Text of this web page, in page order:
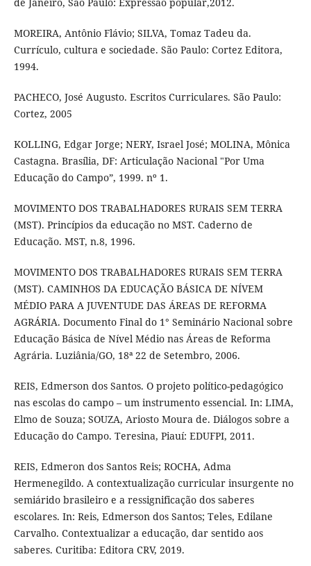
MOREIRA, Antônio Flávio; SILVA, Tomaz Tadeu da.
Currículo, cultura e sociedade. São Paulo: Cortez Editora,
1994.
PACHECO, José Augusto. Escritos Curriculares. São Paulo:
Cortez, 2005
KOLLING, Edgar Jorge; NERY, Israel José; MOLINA, Mônica
Castagna. Brasília, DF: Articulação Nacional "Por Uma
Educação do Campo”, 1999. nº 1.
MOVIMENTO DOS TRABALHADORES RURAIS SEM TERRA
(MST). Princípios da educação no MST. Caderno de
Educação. MST, n.8, 1996.
MOVIMENTO DOS TRABALHADORES RURAIS SEM TERRA
(MST). CAMINHOS DA EDUCAÇÃO BÁSICA DE NÍVEM
MÉDIO PARA A JUVENTUDE DAS ÁREAS DE REFORMA
AGRÁRIA. Documento Final do 1° Seminário Nacional sobre
Educação Básica de Nível Médio nas Áreas de Reforma
Agrária. Luziânia/GO, 18ª 22 de Setembro, 2006.
REIS, Edmerson dos Santos. O projeto político-pedagógico
nas escolas do campo – um instrumento essencial. In: LIMA,
Elmo de Souza; SOUZA, Ariosto Moura de. Diálogos sobre a
Educação do Campo. Teresina, Piauí: EDUFPI, 2011.
REIS, Edmeron dos Santos Reis; ROCHA, Adma
Hermenegildo. A contextualização curricular insurgente no
semiárido brasileiro e a ressignificação dos saberes
escolares. In: Reis, Edmerson dos Santos; Teles, Edilane
Carvalho. Contextualizar a educação, dar sentido aos
saberes. Curitiba: Editora CRV, 2019.